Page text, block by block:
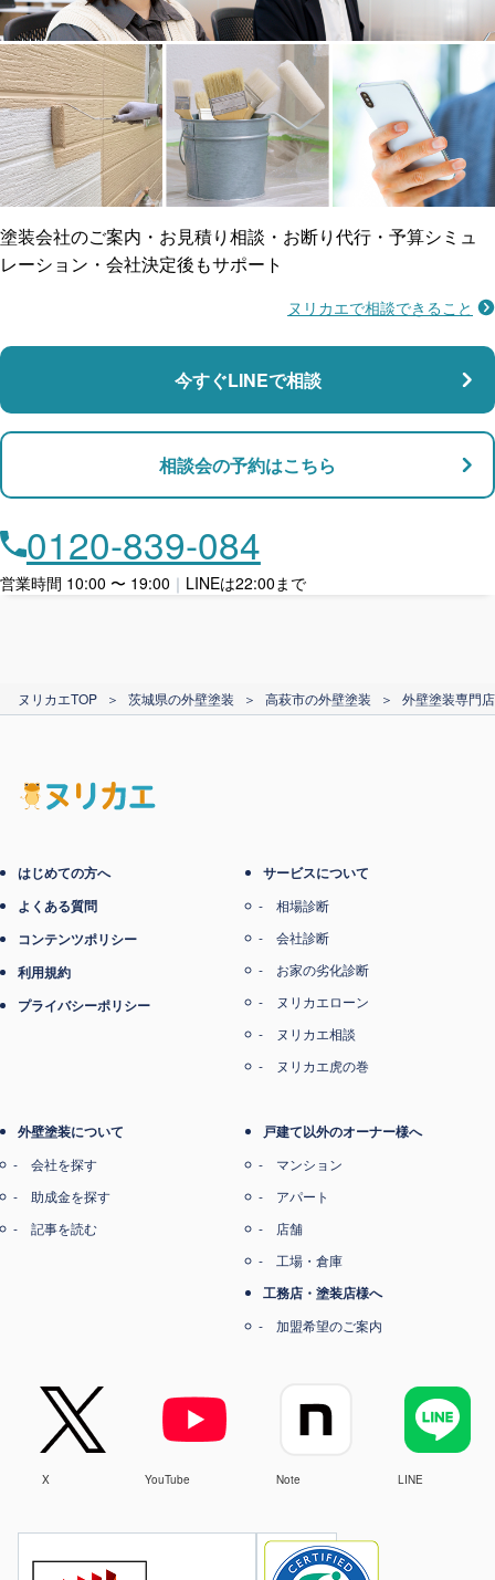
工事保険
ご近所トラブルに
賠償保険
瑕疵保険
支払い対応
ローン利用
カード支払い
雨漏り修繕
防水工事
マンション・アパート対応
店舗・事務所対応
塗装会社のご案内・お見積り相談・お断り代行・予算シミュ
レーション・会社決定後もサポート
ヌリカエで相談できること
今すぐLINEで相談
相談会の予約はこちら
0120-839-084
営業時間 10:00 〜 19:00 ｜ LINEは22:00まで
ヌリカエTOP ＞ 茨城県の外壁塗装 ＞ 高萩市の外壁塗装 ＞ 外壁塗装専門
はじめての方へ
よくある質問
コンテンツポリシー
利用規約
プライバシーポリシー
サービスについて
相場診断
会社診断
お家の劣化診断
ヌリカエローン
ヌリカエ相談
ヌリカエ虎の巻
外壁塗装について
会社を探す
助成金を探す
記事を読む
戸建て以外のオーナー様へ
マンション
アパート
店舗
工場・倉庫
工務店・塗装店様へ
加盟希望のご案内
X YouTube Note LINE